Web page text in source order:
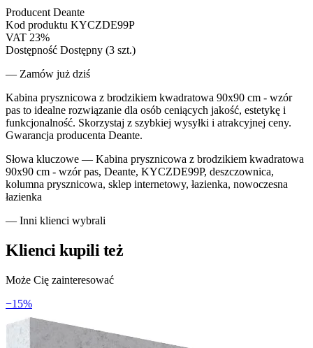
Producent Deante
Kod produktu KYCZDE99P
VAT 23%
Dostępność Dostępny (3 szt.)
— Zamów już dziś
Kabina prysznicowa z brodzikiem kwadratowa 90x90 cm - wzór
pas to idealne rozwiązanie dla osób ceniących jakość, estetykę i
funkcjonalność. Skorzystaj z szybkiej wysyłki i atrakcyjnej ceny.
Gwarancja producenta Deante.
Słowa kluczowe — Kabina prysznicowa z brodzikiem kwadratowa
90x90 cm - wzór pas, Deante, KYCZDE99P, deszczownica,
kolumna prysznicowa, sklep internetowy, łazienka, nowoczesna
łazienka
— Inni klienci wybrali
Klienci kupili też
Może Cię zainteresować
−15%